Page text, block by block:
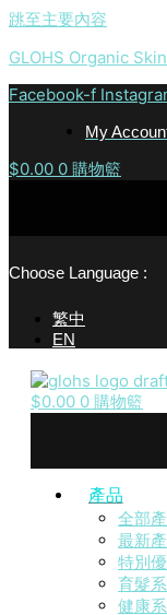
跳至主要內容
GLOHS Organic
Facebook-f
My
$0.00 0 購物籃
Choose Language :
繁中
EN
$0.00 0 購物籃
產品
全部
最新
特別
育髮系
健康系